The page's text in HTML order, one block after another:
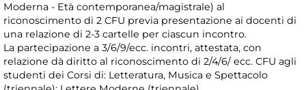
Moderna - Età contemporanea/magistrale) al
riconoscimento di 2 CFU previa presentazione ai docenti di
una relazione di 2-3 cartelle per ciascun incontro.
La partecipazione a 3/6/9/ecc. incontri, attestata, con
relazione dà diritto al riconoscimento di 2/4/6/ ecc. CFU agli
studenti dei Corsi di: Letteratura, Musica e Spettacolo